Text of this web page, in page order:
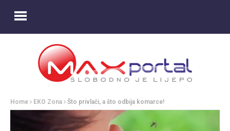
Home EKO Zona Što privlači, a što odbija komarce!